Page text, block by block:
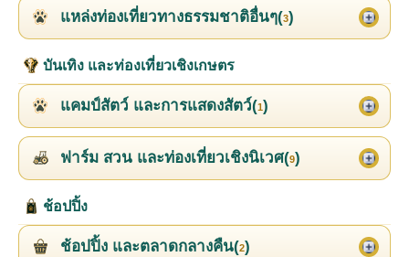
แหล่งท่องเที่ยวทางธรรมชาติอื่นๆ(3)
บันเทิง และท่องเที่ยวเชิงเกษตร
แคมป์สัตว์ และการแสดงสัตว์(1)
ฟาร์ม สวน และท่องเที่ยวเชิงนิเวศ(9)
ช้อปปิ้ง
ช้อปปิ้ง และตลาดกลางคืน(2)